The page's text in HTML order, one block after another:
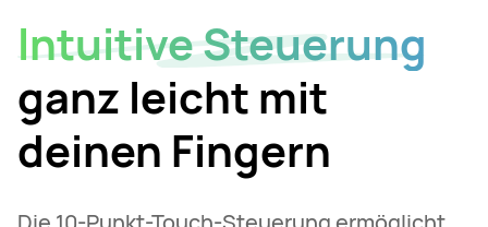
Intuitive Steuerung
ganz leicht mit
deinen Fingern
Power an der
Stiftspitze